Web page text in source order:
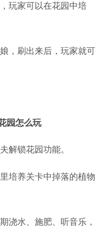
玩家可以在花园中培
，刷出来后，玩家就可
园怎么玩
解锁花园功能。
培养关卡中掉落的植物
浇水、施肥、听音乐，